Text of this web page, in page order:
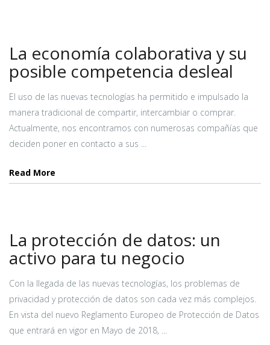
La economía colaborativa y su
posible competencia desleal
El uso de las nuevas tecnologías ha permitido e impulsado la
manera tradicional de compartir, intercambiar o comprar.
Actualmente, nos encontramos con numerosas compañías que
deciden poner en contacto a sus ...
Read More
La protección de datos: un
activo para tu negocio
Con la llegada de las nuevas tecnologías, los problemas de
privacidad y protección de datos son cada vez más complejos.
En vista del nuevo Reglamento Europeo de Protección de Datos
que entrará en vigor en Mayo de 2018, ...